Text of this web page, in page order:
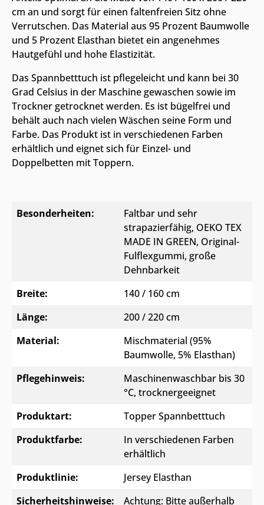
cm an und sorgt für einen faltenfreien Sitz ohne
Verrutschen. Das Material aus 95 Prozent Baumwolle
und 5 Prozent Elasthan bietet ein angenehmes
Hautgefühl und hohe Elastizität.
Das Spannbetttuch ist pflegeleicht und kann bei 30
Grad Celsius in der Maschine gewaschen sowie im
Trockner getrocknet werden. Es ist bügelfrei und
behält auch nach vielen Wäschen seine Form und
Farbe. Das Produkt ist in verschiedenen Farben
erhältlich und eignet sich für Einzel- und
Doppelbetten mit Toppern.
Besonderheiten:
Faltbar und sehr
strapazierfähig, OEKO TEX
MADE IN GREEN, Original-
Fulflexgummi, große
Dehnbarkeit
Breite:
140 / 160 cm
Länge:
200 / 220 cm
Material:
Mischmaterial (95%
Baumwolle, 5% Elasthan)
Pflegehinweis:
Maschinenwaschbar bis 30
°C, trocknergeeignet
Produktart:
Topper Spannbetttuch
Produktfarbe:
In verschiedenen Farben
erhältlich
Produktlinie:
Jersey Elasthan
Sicherheitshinweise:
Achtung: Bitte außerhalb